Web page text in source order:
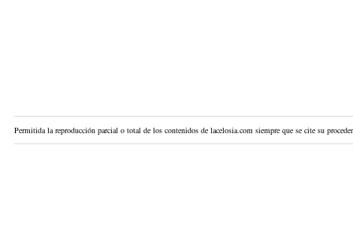
Permitida la reproducción parcial o total de los contenidos de lacelosia.com siempre que se cite su